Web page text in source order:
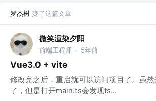
罗杰树 赞了这篇文章
微笑渲染夕阳
前端工程师 · 5年前
Vue3.0 + vite
修改完之后，重启就可以访问项目了。虽
了，但是打开main.ts会发现ts...